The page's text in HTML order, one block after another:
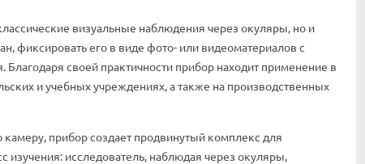
визуальные наблюдения через окуляры, но и
фиксировать его в виде фото- или видеоматериалов с
своей практичности прибор находит применение в
и учебных учреждениях, а также на производственных
прибор создает продвинутый комплекс для
изучения: исследователь, наблюдая через окуляры,